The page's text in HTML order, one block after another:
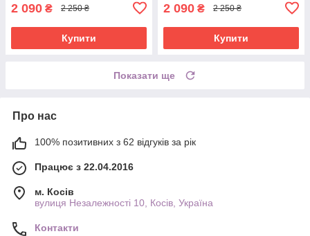
2 090 ₴ 2 250 ₴
Купити
2 090 ₴ 2 250 ₴
Купити
Показати ще
Про нас
100% позитивних з 62 відгуків за рік
Працює з 22.04.2016
м. Косів
вулиця Незалежності 10, Косів, Україна
Контакти